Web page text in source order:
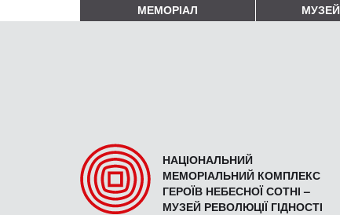
МЕМОРІАЛ МУЗЕЙ
НАЦІОНАЛЬНИЙ
МЕМОРІАЛЬНИЙ КОМПЛЕКС
ГЕРОЇВ НЕБЕСНОЇ СОТНІ –
МУЗЕЙ РЕВОЛЮЦІЇ ГІДНОСТІ